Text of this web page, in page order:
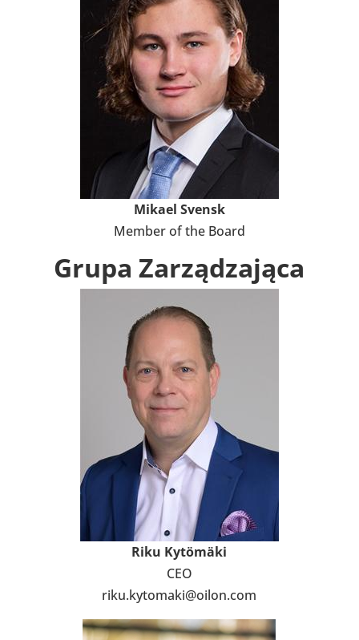
Mikael Svensk
Member of the Board
Grupa Zarzą­dza­jąca
Riku Kytömäki
CEO
riku.kyto­maki@oilon.com